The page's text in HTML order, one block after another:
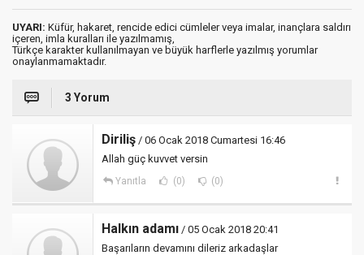
UYARI: Küfür, hakaret, rencide edici cümleler veya imalar, inançlara saldırı
içeren, imla kuralları ile yazılmamış,
Türkçe karakter kullanılmayan ve büyük harflerle yazılmış yorumlar
onaylanmamaktadır.
3 Yorum
Diriliş / 06 Ocak 2018 Cumartesi 16:46
Allah güç kuvvet versin
Yanıtla (0) (0)
Halkın adamı / 05 Ocak 2018 20:41
Başarıların devamını dileriz arkadaşlar